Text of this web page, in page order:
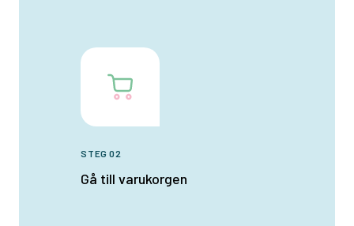
STEG 02
Gå till varukorgen